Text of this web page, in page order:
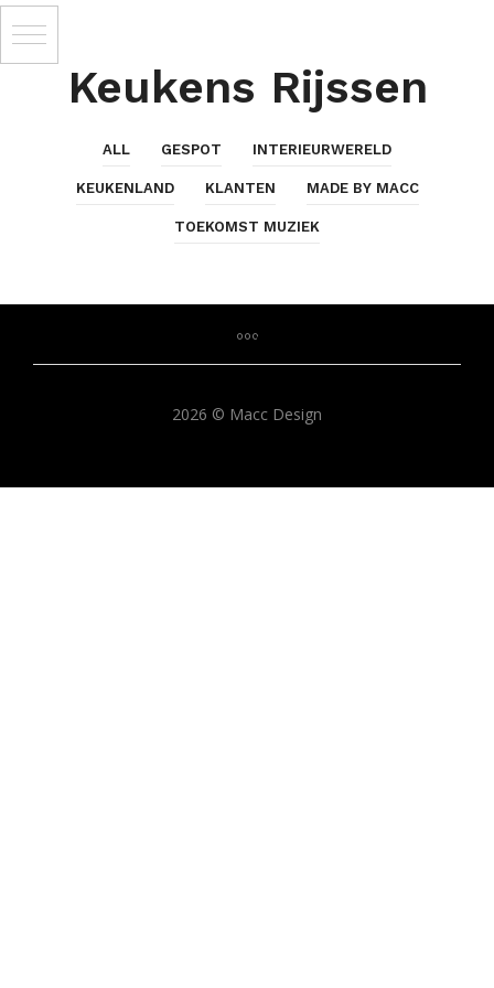
Keukens Rijssen
ALL GESPOT INTERIEURWERELD
KEUKENLAND KLANTEN MADE BY MACC
TOEKOMST MUZIEK
2026 © Macc Design